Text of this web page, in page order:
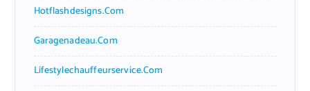
Hotflashdesigns.com
Garagenadeau.com
Lifestylechauffeurservice.com